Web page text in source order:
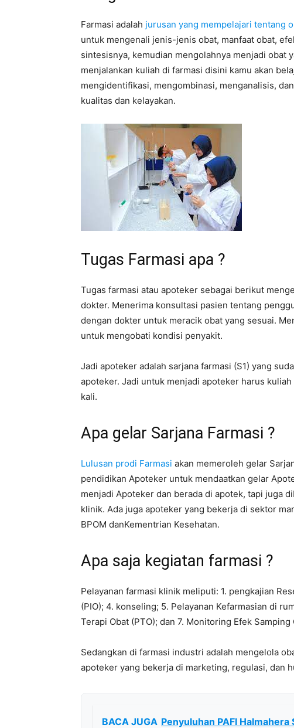
Farmasi adalah jurusan yang mempelajari tentang
untuk mengenali jenis-jenis obat, manfaat obat,
sintesisnya, kemudian mengolahnya menjadi obat
menjalankan kuliah di farmasi disini kamu akan
mengidentifikasi, mengombinasi, menganalisis,
kualitas dan kelayakan.
Tugas Farmasi apa ?
Tugas farmasi atau apoteker sebagai berikut
dokter. Menerima konsultasi pasien tentang
dengan dokter untuk meracik obat yang sesuai.
untuk mengobati kondisi penyakit.
Jadi apoteker adalah sarjana farmasi (S1) yang
apoteker. Jadi untuk menjadi apoteker harus
kali.
Apa gelar Sarjana Farmasi ?
Lulusan prodi Farmasi akan memeroleh gelar
pendidikan Apoteker untuk mendaatkan gelar
menjadi Apoteker dan berada di apotek, tapi juga
klinik. Ada juga apoteker yang bekerja di sektor
BPOM danKementrian Kesehatan.
Apa saja kegiatan farmasi ?
Pelayanan farmasi klinik meliputi: 1. pengkajian
(PIO); 4. konseling; 5. Pelayanan Kefarmasian di
Terapi Obat (PTO); dan 7. Monitoring Efek Samping
Sedangkan di farmasi industri adalah mengelola
apoteker yang bekerja di marketing, regulasi, dan
BACA JUGA Penyuluhan PAFI Halmahera